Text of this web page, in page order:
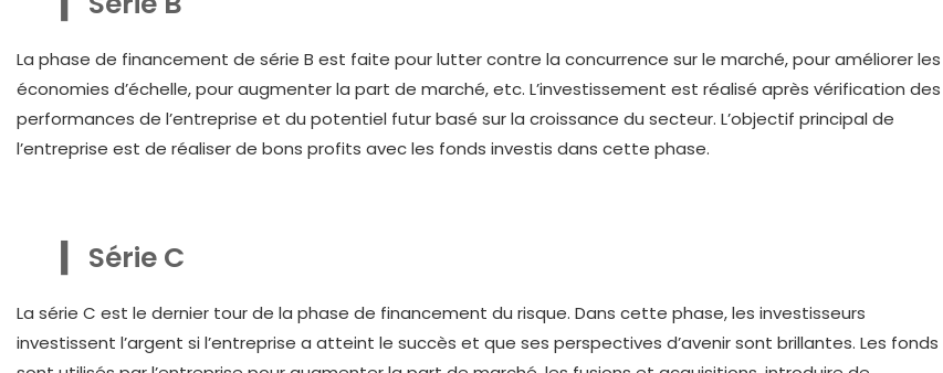
La phase de financement de série B est faite pour lutter contre la concurrence sur le marché, pour améliorer les
économies d’échelle, pour augmenter la part de marché, etc. L’investissement est réalisé après vérification des
performances de l’entreprise et du potentiel futur basé sur la croissance du secteur. L’objectif principal de
l’entreprise est de réaliser de bons profits avec les fonds investis dans cette phase.
Série C
La série C est le dernier tour de la phase de financement du risque. Dans cette phase, les investisseurs
investissent l’argent si l’entreprise a atteint le succès et que ses perspectives d’avenir sont brillantes. Les fonds